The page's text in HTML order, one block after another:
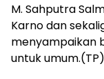
M. Sahputra
Karno dan
menyampaikan
untuk